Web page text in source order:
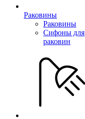
Раковины
Раковины
Сифоны для
раковин